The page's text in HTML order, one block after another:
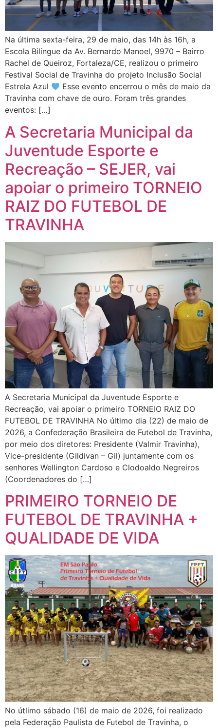
Na última sexta-feira, 29 de maio, das 14h às 16h, a
Escola Bilíngue da Av. Bernardo Manoel, 9970 – Bairro
Rachel de Queiroz, Fortaleza/CE, realizou o primeiro
Festival Social de Travinha do projeto Inclusão Social
Estrela Azul
Esse evento encerrou o mês de maio da
Travinha com chave de ouro. Foram três grandes
eventos: […]
A Secretaria Municipal da
Juventude Esporte e
Recreação – SEJER, vai
apoiar o primeiro TORNEIO
RAIZ DO FUTEBOL DE
TRAVINHA
A Secretaria Municipal da Juventude Esporte e
Recreação, vai apoiar o primeiro TORNEIO RAIZ DO
FUTEBOL DE TRAVINHA No último dia (22) de maio de
2026, a Confederação Brasileira de Futebol de Travinha,
por meio dos diretores: Presidente (Valmir Travinha),
Vice-presidente (Gildivan – Gil) juntamente com os
senhores Wellington Cardoso e Clodoaldo Negreiros
(Coordenadores do […]
PRIMEIRO TORNEIO DE
FUTEBOL DE TRAVINHA +
QUALIDADE DE VIDA
No útlimo sábado (16) de maio de 2026, foi realizado
pela Federação Paulista de Futebol de Travinha, o